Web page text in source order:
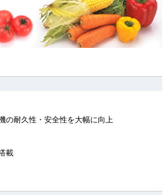
の耐久性・安全性を大幅に向上
載